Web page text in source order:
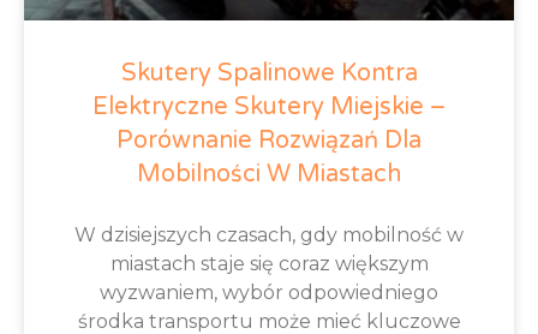
Skutery Spalinowe Kontra
Elektryczne Skutery Miejskie –
Porównanie Rozwiązań Dla
Mobilności W Miastach
W dzisiejszych czasach, gdy mobilność w
miastach staje się coraz większym
wyzwaniem, wybór odpowiedniego
środka transportu może mieć kluczowe